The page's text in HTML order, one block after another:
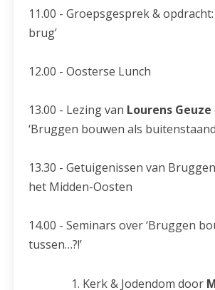
11.00 - Groepsgesprek & opdracht:
brug’
12.00 - Oosterse Lunch
13.00 - Lezing van Lourens Geuze
‘Bruggen bouwen als
13.30 - Getuigenissen van
het Midden-Oosten
14.00 - Seminars over ‘Bruggen
tussen…?!’
1. Kerk & Jodendom door